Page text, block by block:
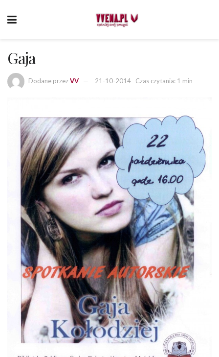
Gaja
Dodane przezVV 21-10-2014 Czas czytania: 1 min